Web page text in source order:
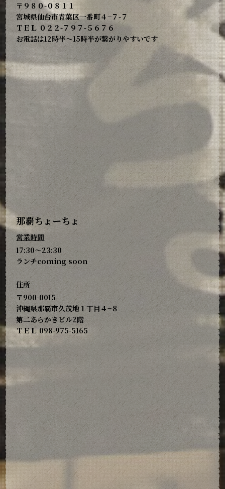
〒９８０-０８１１
宮城県仙台市青葉区一番町４−７-７
ＴＥＬ ０２２-７９７-５６７６
お電話は12時半～15時半が繋がりやすいです
那覇ちょーちょ
営業時間
17:30～23:30
ランチcoming soon
住所
〒900-0015
沖縄県那覇市久茂地１丁目４−８
第二あらかきビル2階
ＴＥＬ 098-975-5165